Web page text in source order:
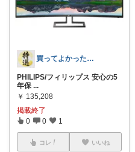
買ってよかった特選売れ筋ランキング
PHILIPS/フィリップス 安心の5
年保 ...
￥ 135,208
掲載終了
0 0 1
コレ いいね